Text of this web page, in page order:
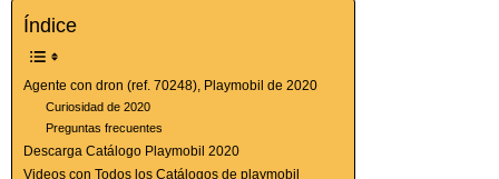
Índice
Agente con dron (ref. 70248), Playmobil de 2020
Curiosidad de 2020
Preguntas frecuentes
Descarga Catálogo Playmobil 2020
Videos con Todos los Catálogos de playmobil